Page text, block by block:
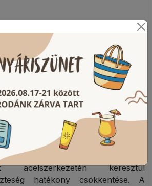
energiahatékony megoldások a
energiamegtakarítási lehetőséget
belüli megoldásoknál fontos a
acélszerkezetén keresztül
hatékony csökkentése. A